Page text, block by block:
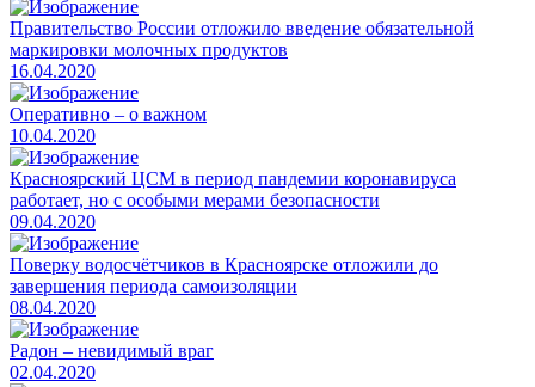
Правительство России отложило введение обязательной
маркировки молочных продуктов
16.04.2020
Оперативно – о важном
10.04.2020
Красноярский ЦСМ в период пандемии коронавируса
работает, но с особыми мерами безопасности
09.04.2020
Поверку водосчётчиков в Красноярске отложили до
завершения периода самоизоляции
08.04.2020
Радон – невидимый враг
02.04.2020